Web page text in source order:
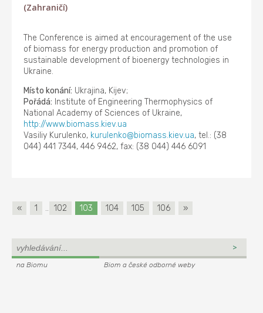
(Zahraničí)
The Conference is aimed at encouragement of the use
of biomass for energy production and promotion of
sustainable development of bioenergy technologies in
Ukraine.
Místo konání: Ukrajina, Kijev;
Pořádá: Institute of Engineering Thermophysics of
National Academy of Sciences of Ukraine,
http://www.biomass.kiev.ua
Vasiliy Kurulenko, kurulenko@biomass.kiev.ua, tel.: (38
044) 441 7344, 446 9462, fax: (38 044) 446 6091
« 1 .. 102 103 104 105 106 »
na Biomu Biom a české odborné weby